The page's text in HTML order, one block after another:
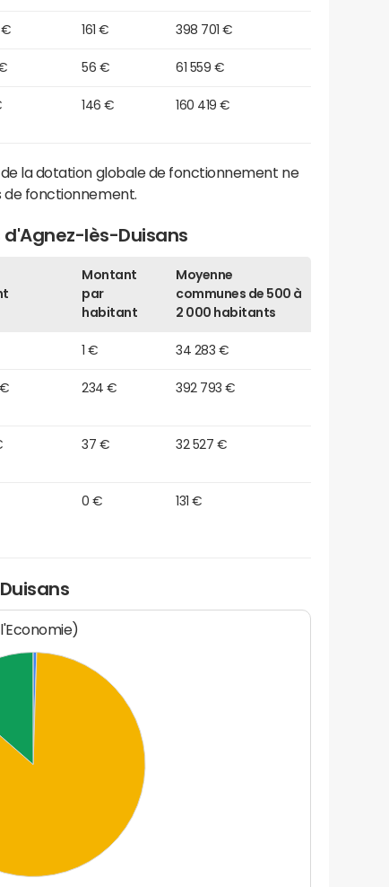
€ 161 € 398 701 €
56 € 61 559 €
146 € 160 419 €
la dotation globale de fonctionnement ne
de fonctionnement.
d'Agnez-lès-Duisans
Montant
par
habitant
Moyenne
communes de 500 à
2 000 habitants
1 € 34 283 €
€ 234 € 392 793 €
37 € 32 527 €
0 € 131 €